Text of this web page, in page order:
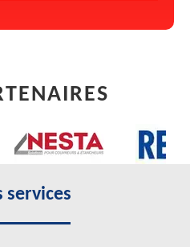
services